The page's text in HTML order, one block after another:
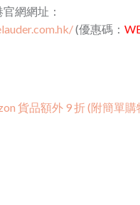
網網址：
(優惠碼：
貨品額外 9 折 (附簡單購